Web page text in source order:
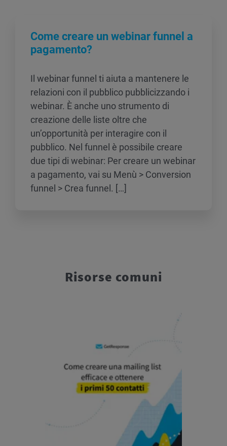
Come creare un webinar funnel a
pagamento?
Il webinar funnel ti aiuta a mantenere le
relazioni con il pubblico pubblicizzando i
webinar. È anche uno strumento di
creazione delle liste oltre che
un’opportunità per interagire con il
pubblico. Nel funnel è possibile creare
due tipi di webinar: Per creare un webinar
a pagamento, vai su Menù > Conversion
funnel > Crea funnel. […]
Risorse comuni